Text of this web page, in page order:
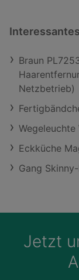
Braun
Netzbetrieb)
Eckküche
Gang
Jetzt